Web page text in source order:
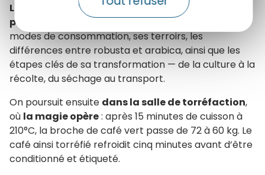
La visite débute par une introduction
passionnante
: l’histoire du café, l’évolution de ses
modes de consommation, ses terroirs, les
différences entre robusta et arabica, ainsi que les
étapes clés de sa transformation — de la culture à la
récolte, du séchage au transport.
On poursuit ensuite dans la salle de torréfaction,
où la magie opère: après 15 minutes de cuisson à
210°C, la broche de café vert passe de 72 à 60 kg. Le
café ainsi torréfié refroidit cinq minutes avant d’être
conditionné et étiqueté.